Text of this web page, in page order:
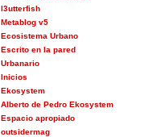
l3utterfish
Metablog v5
Ecosistema Urbano
Escrito en la pared
Urbanario
Inicios
Ekosystem
Alberto de Pedro Ekosystem
Espacio apropiado
outsidermag